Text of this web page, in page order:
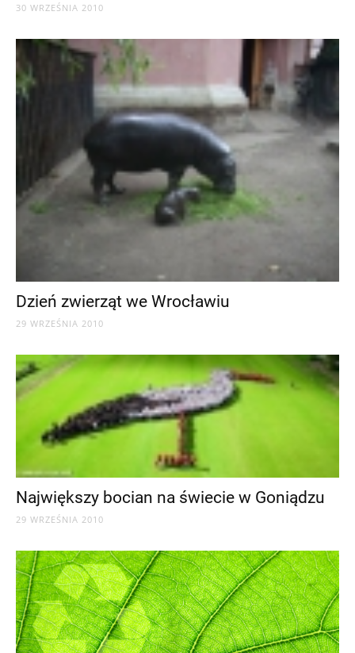
30 WRZEŚNIA 2010
Dzień zwierząt we Wrocławiu
29 WRZEŚNIA 2010
Największy bocian na świecie w Goniądzu
29 WRZEŚNIA 2010